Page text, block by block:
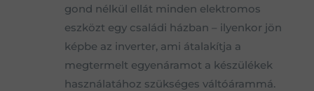
gond nélkül ellát minden elektromos
eszközt egy családi házban – ilyenkor jön
képbe az inverter, ami átalakítja a
megtermelt egyenáramot a készülékek
használatához szükséges váltóárammá.